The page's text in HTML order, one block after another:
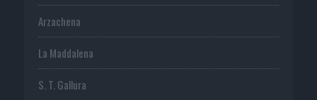
Arzachena
La Maddalena
S. T. Gallura